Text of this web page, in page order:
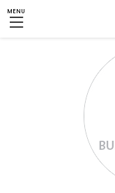
MENU